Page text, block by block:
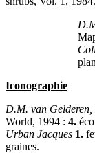
Iconographie
D.M. van
World, 1994 : 4.
Urban Jacques 1.
graines.